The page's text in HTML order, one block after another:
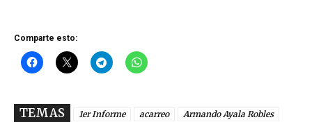
Comparte esto:
TEMAS 1er Informe acarreo
Armando Ayala Robles